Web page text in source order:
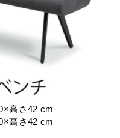
高さ42 cm
高さ42 cm